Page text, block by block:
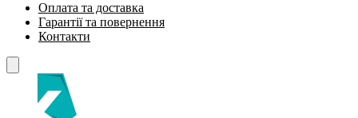
Оплата та доставка
Гарантії та повернення
Контакти